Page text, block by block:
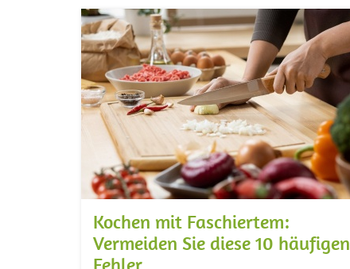
Kochen mit Faschiertem:
Vermeiden Sie diese 10 häufigen
Fehler